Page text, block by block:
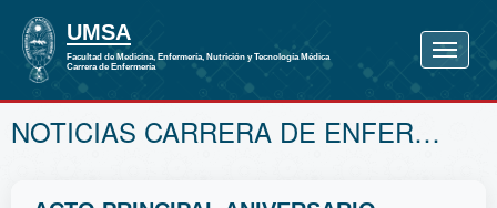
NOTICIAS CARRERA DE ENFERMERÍA